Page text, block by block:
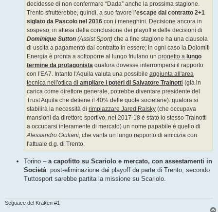
decidesse di non confermare “Dada” anche la prossima stagione.
Trento sfrutterebbe, quindi, a suo favore l’escape dal contratto 2+1
siglato da Pascolo nel 2016 con i meneghini. Decisione ancora in
sospeso, in attesa della conclusione dei playoff e delle decisioni di
Dominique Sutton (Assist Sport) che a fine stagione ha una clausola
di uscita a pagamento dal contratto in essere; in ogni caso la Dolomiti
Energia è pronta a sottoporre al lungo friulano un progetto a lungo
termine da protagonista qualora dovesse interrompersi il rapporto
con l'EA7. Intanto l'Aquila valuta una possibile aggiunta all'area
tecnica nell'ottica di ampliare i poteri di Salvatore Trainotti (già in
carica come direttore generale, potrebbe diventare presidente del
Trust Aquila che detiene il 40% delle quote societarie): qualora si
stabilirà la necessità di rimpiazzare Jared Ralsky (che occupava
mansioni da direttore sportivo, nel 2017-18 è stato lo stesso Trainotti
a occuparsi interamente di mercato) un nome papabile è quello di
Alessandro Giuliani, che vanta un lungo rapporto di amicizia con
l'attuale d.g. di Trento.
Torino – a capofitto su Scariolo e mercato, con assestamenti in
Società: post-eliminazione dai playoff da parte di Trento, secondo
Tuttosport sarebbe partita la missione su Scariolo.
Seguace del Kraken #1